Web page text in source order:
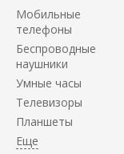
Мобильные
телефоны
Беспроводные
наушники
Умные часы
Телевизоры
Планшеты